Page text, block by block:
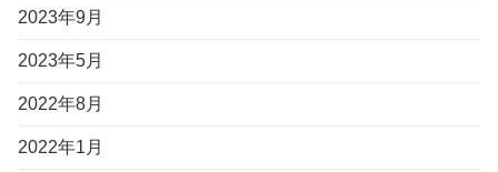
2023年9月
2023年5月
2022年8月
2022年1月